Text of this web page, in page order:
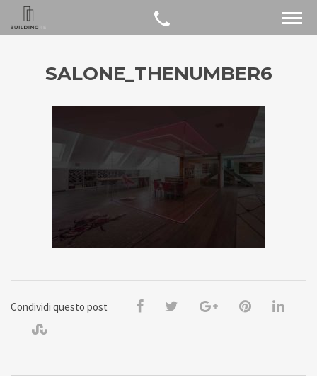
SALONE_THENUMBER6
Condividi questo post